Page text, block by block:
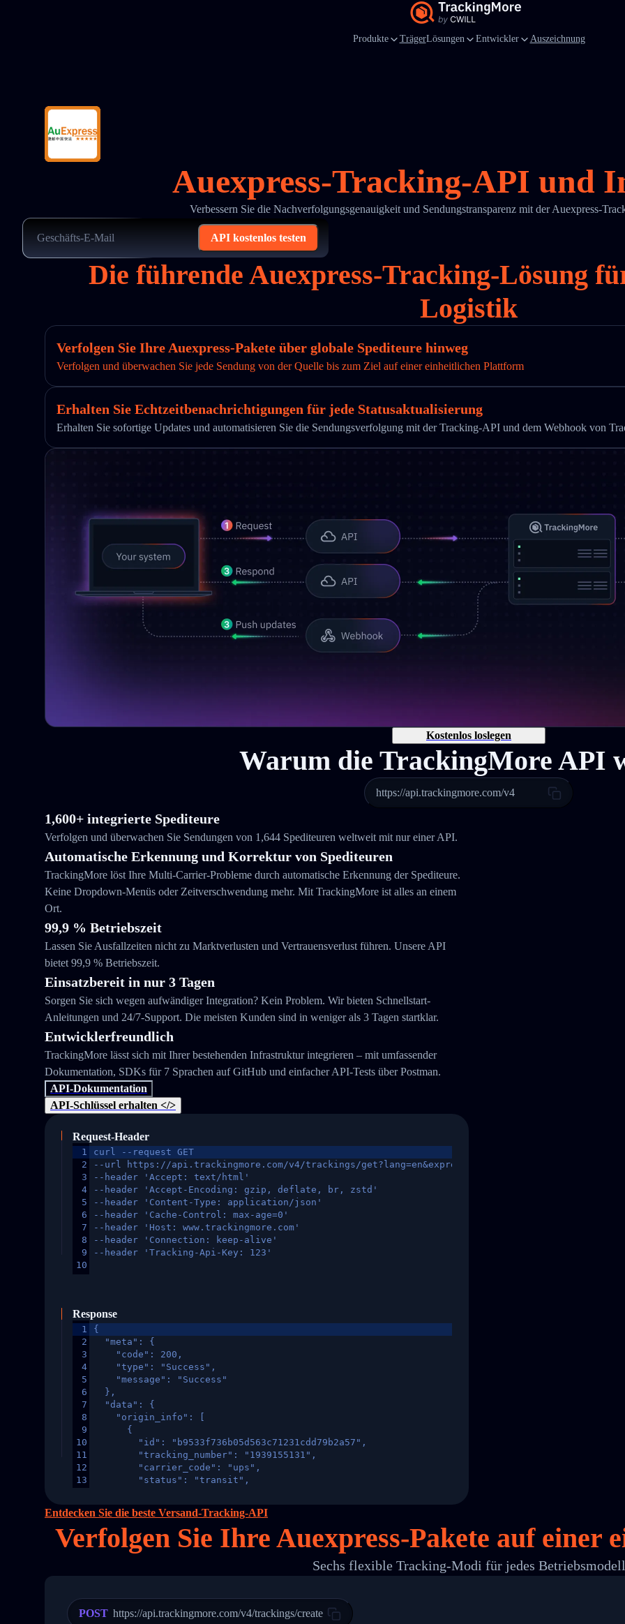
Produkte TrägerLösungen Entwickler Auszeichnung
Auexpress-Tracking-API und
Verbessern Sie die Nachverfolgungsgenauigkeit und Sendungstransparenz mit der Auexpress-
API kostenlos testen
Die führende Auexpress-Tracking-Lösung
Logistik
Verfolgen Sie Ihre Auexpress-Pakete über globale Spediteure hinweg
Verfolgen und überwachen Sie jede Sendung von der Quelle bis zum Ziel auf einer einheitlichen Plattform
Erhalten Sie Echtzeitbenachrichtigungen für jede Statusaktualisierung
Erhalten Sie sofortige Updates und automatisieren Sie die Sendungsverfolgung mit der Tracking-API und dem Webhook von
Kostenlos loslegen
Warum die TrackingMore API
https://api.trackingmore.com/v4
1,600+ integrierte Spediteure
Verfolgen und überwachen Sie Sendungen von 1,644 Spediteuren weltweit mit nur einer API.
Automatische Erkennung und Korrektur von Spediteuren
TrackingMore löst Ihre Multi-Carrier-Probleme durch automatische Erkennung der Spediteure.
Keine Dropdown-Menüs oder Zeitverschwendung mehr. Mit TrackingMore ist alles an einem
Ort.
99,9 % Betriebszeit
Lassen Sie Ausfallzeiten nicht zu Marktverlusten und Vertrauensverlust führen. Unsere API
bietet 99,9 % Betriebszeit.
Einsatzbereit in nur 3 Tagen
Sorgen Sie sich wegen aufwändiger Integration? Kein Problem. Wir bieten Schnellstart-
Anleitungen und 24/7-Support. Die meisten Kunden sind in weniger als 3 Tagen startklar.
Entwicklerfreundlich
TrackingMore lässt sich mit Ihrer bestehenden Infrastruktur integrieren – mit umfassender
Dokumentation, SDKs für 7 Sprachen auf GitHub und einfacher API-Tests über Postman.
API-Dokumentation
API-Schlüssel erhalten </>
Request-Header
1
2
3
4
5
6
7
8
9
10
curl --request GET
--url https://api.trackingmore.com/v4/trackings/get?lang=en&express=ups&tracknumber=1939155131
--header 'Accept: text/html'
--header 'Accept-Encoding: gzip, deflate, br, zstd'
--header 'Content-Type: application/json'
--header 'Cache-Control: max-age=0'
--header 'Host: www.trackingmore.com'
--header 'Connection: keep-alive'
--header 'Tracking-Api-Key: 123'
Response
1
2
3
4
5
6
7
8
9
10
11
12
13
16
18
24
{
  "meta": {
    "code": 200,
    "type": "Success",
    "message": "Success"
  },
  "data": {
    "origin_info": [
      {
        "id": "b9533f736b05d563c71231cdd79b2a57",
        "tracking_number": "1939155131",
        "carrier_code": "ups",
        "status": "transit",
        "itemTimeLength": 2,
        "weblink": "",
        "phone": null,
        "trackinfo": [
"Details": "Departed Facility in HONG KONG-HONG KONG, HONG KONG-HONG KONG,2017-03-
          },
Entdecken Sie die beste Versand-Tracking-API
Verfolgen Sie Ihre Auexpress-Pakete auf einer
Sechs flexible Tracking-Modi für jedes Betriebsmodell
POST https://api.trackingmore.com/v4/trackings/create